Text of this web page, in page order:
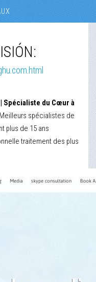
Spécialiste du Cœur à
spécialistes de
plus de 15 ans
traitement des plus